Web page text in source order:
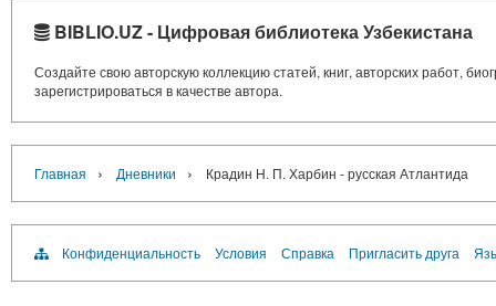
BIBLIO.UZ - Цифровая библиотека Узбекистана
Создайте свою авторскую коллекцию статей, книг, авторских работ,
зарегистрироваться в качестве автора.
Главная › Дневники › Крадин Н. П. Харбин - русская Атлантида
Конфиденциальность Условия Справка Пригласить друга